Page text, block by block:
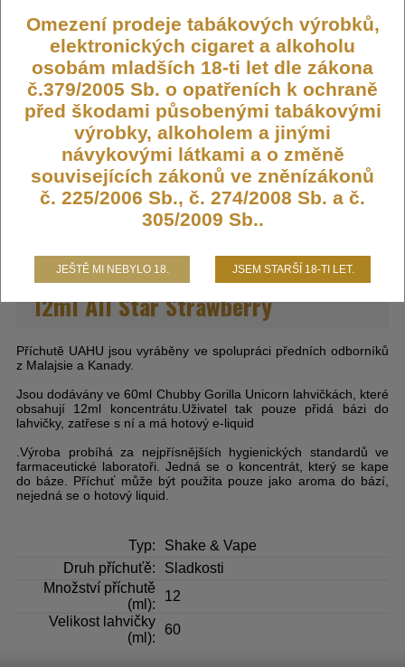
Výrobce:
UAHU (CA)
Kód:
FLAVOR-UAHU-12-ALLSTRW
Dostupnost: Není skladem
Počet ks:
0 ks
275,- KČ
Příchuť UAHU Shake and Vape
12ml All Star Strawberry
Příchutě UAHU jsou vyráběny ve spolupráci předních odborníků
z Malajsie a Kanady.
Jsou dodávány ve 60ml Chubby Gorilla Unicorn lahvičkách, které
obsahují 12ml koncentrátu.Uživatel tak pouze přidá bázi do
lahvičky, zatřese s ní a má hotový e-liquid
.Výroba probíhá za nejpřísnějších hygienických standardů ve
farmaceutické laboratoři. Jedná se o koncentrát, který se kape
do báze. Příchuť může být použita pouze jako aroma do bází,
nejedná se o hotový liquid.
Typ:
Shake & Vape
Druh příchuťě:
Sladkosti
Množství příchutě
(ml):
12
Velikost lahvičky
(ml):
60
Omezení prodeje tabákových výrobků,
elektronických cigaret a alkoholu
osobám mladších 18-ti let dle zákona
č.379/2005 Sb. o opatřeních k ochraně
před škodami působenými tabákovými
výrobky, alkoholem a jinými
návykovými látkami a o změně
souvisejících zákonů ve zněnízákonů
č. 225/2006 Sb., č. 274/2008 Sb. a č.
305/2009 Sb..
JEŠTĚ MI NEBYLO 18. JSEM STARŠÍ 18-TI LET.